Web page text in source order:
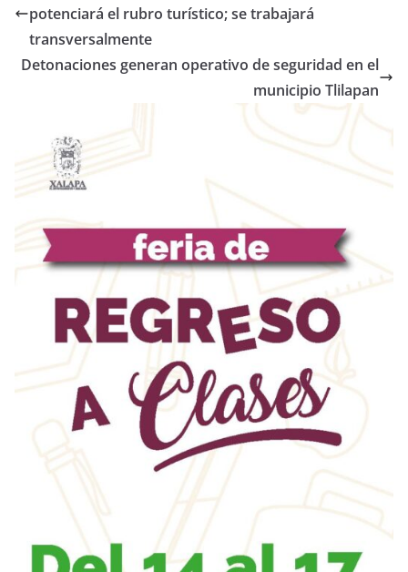
potenciará el rubro turístico; se trabajará
transversalmente
Detonaciones generan operativo de seguridad en el
municipio Tlilapan